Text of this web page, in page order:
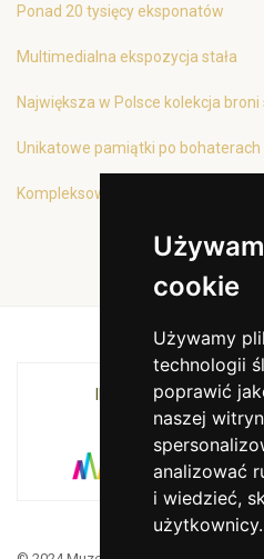
cookie
Używamy
technologii
poprawić
naszej
analizować
i wiedzieć,
użytkownicy.
Ponad 20 tysięcy eksponatów
Multimedialna ekspozycja stała
Największa w Polsce kolekcja
Unikatowe pamiątki po bohaterach
Kompleksowa oferta edukacyjna
INSTYTUCJA
WOJEWÓDZTWA